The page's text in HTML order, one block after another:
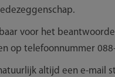
voor het
op telefoonnummer
altijd een e-mail